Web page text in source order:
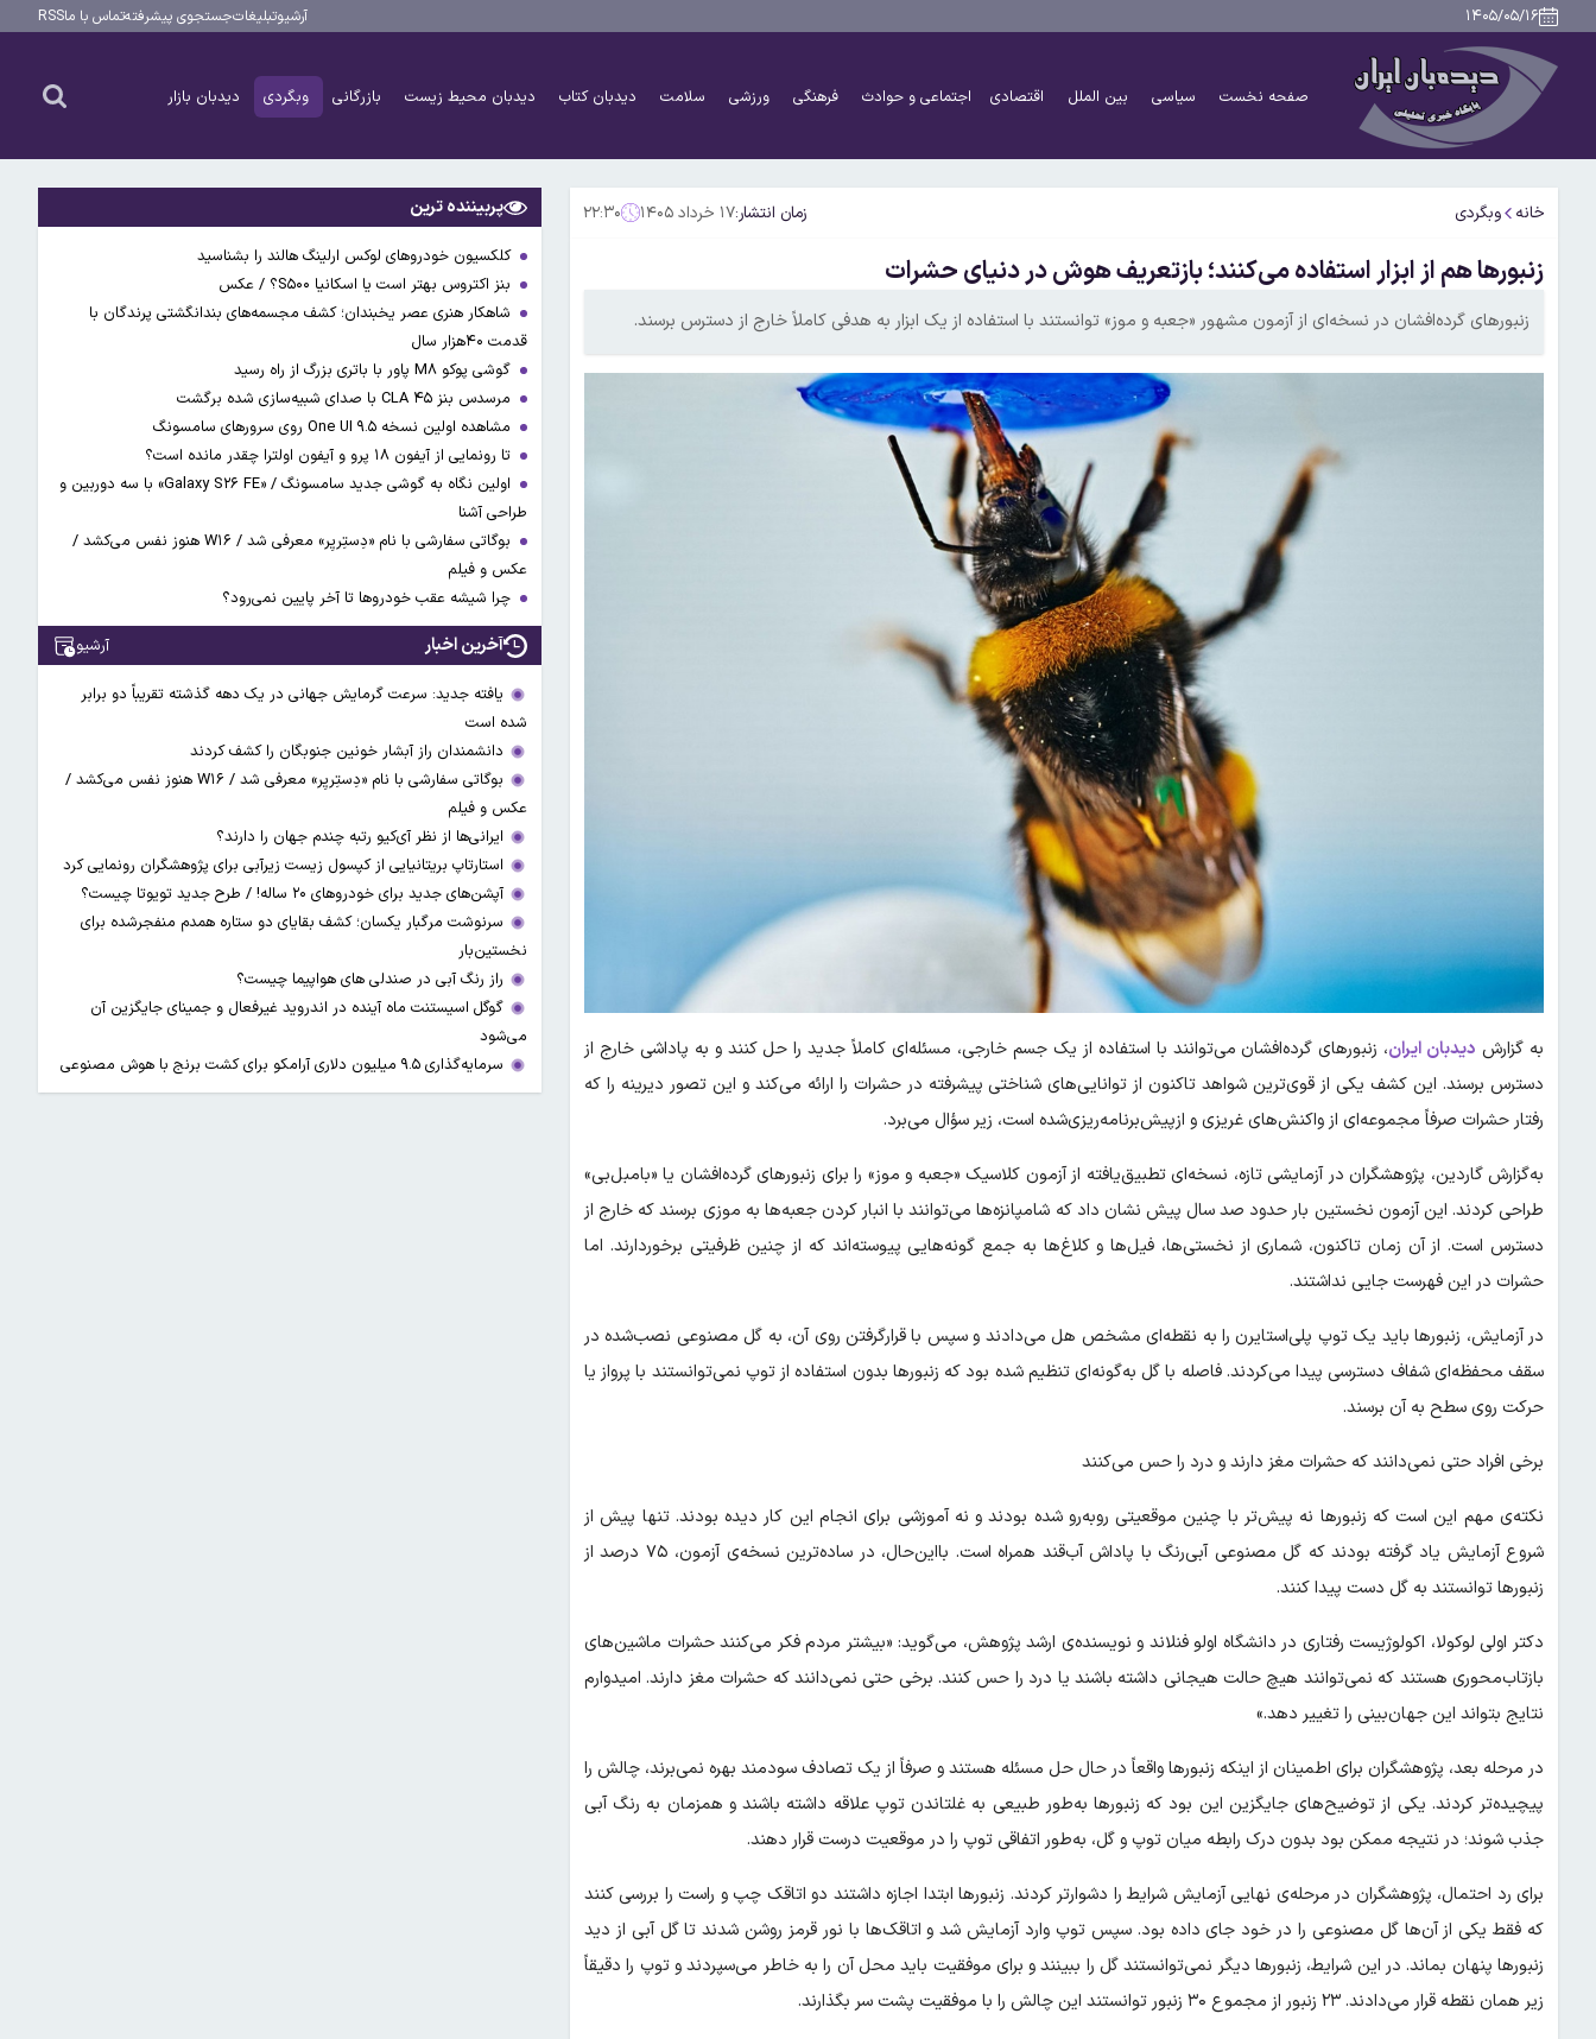
۱۴۰۵/۰۵/۱۶ آرشیوتبلیغاتجستجوی پیشرفتهتماس با ماRSS
صفحه نخست سیاسی بین الملل اقتصادی اجتماعی و حوادث فرهنگی ورزشی سلامت دیدبان کتاب دیدبان محیط زیست بازرگانی وبگردی دیدبان بازار
خانه وبگردی زمان انتشار:۱۷ خرداد ۱۴۰۵ ۲۲:۳۰
زنبورها هم از ابزار استفاده می‌کنند؛ بازتعریف هوش در دنیای حشرات
زنبور‌های گرده‌افشان در نسخه‌ای از آزمون مشهور «جعبه و موز» توانستند با استفاده از یک ابزار به هدفی کاملاً خارج از دسترس برسند.
به گزارش دیدبان ایران، زنبور‌های گرده‌افشان می‌توانند با استفاده از یک جسم خارجی، مسئله‌ای کاملاً جدید را حل کنند و به پاداشی خارج از
دسترس برسند. این کشف یکی از قوی‌ترین شواهد تاکنون از توانایی‌های شناختی پیشرفته در حشرات را ارائه می‌کند و این تصور دیرینه را که
رفتار حشرات صرفاً مجموعه‌ای از واکنش‌های غریزی و ازپیش‌برنامه‌ریزی‌شده است، زیر سؤال می‌برد.
به‌گزارش گاردین، پژوهشگران در آزمایشی تازه، نسخه‌ای تطبیق‌یافته از آزمون کلاسیک «جعبه و موز» را برای زنبور‌های گرده‌افشان یا «بامبل‌بی»
طراحی کردند. این آزمون نخستین بار حدود صد سال پیش نشان داد که شامپانزه‌ها می‌توانند با انبار کردن جعبه‌ها به موزی برسند که خارج از
دسترس است. از آن زمان تاکنون، شماری از نخستی‌ها، فیل‌ها و کلاغ‌ها به جمع گونه‌هایی پیوسته‌اند که از چنین ظرفیتی برخوردارند. اما
حشرات در این فهرست جایی نداشتند.
در آزمایش، زنبورها باید یک توپ پلی‌استایرن را به نقطه‌ای مشخص هل می‌دادند و سپس با قرارگرفتن روی آن، به گل مصنوعی نصب‌شده در
سقف محفظه‌ای شفاف دسترسی پیدا می‌کردند. فاصله با گل به‌گونه‌ای تنظیم شده بود که زنبورها بدون استفاده از توپ نمی‌توانستند با پرواز یا
حرکت روی سطح به آن برسند.
برخی افراد حتی نمی‌دانند که حشرات مغز دارند و درد را حس می‌کنند
نکته‌ی مهم این است که زنبورها نه پیش‌تر با چنین موقعیتی روبه‌رو شده بودند و نه آموزشی برای انجام این کار دیده بودند. تنها پیش از
شروع آزمایش یاد گرفته بودند که گل مصنوعی آبی‌رنگ با پاداش آب‌قند همراه است. با‌این‌حال، در ساده‌ترین نسخه‌ی آزمون، ۷۵ درصد از
زنبورها توانستند به گل دست پیدا کنند.
دکتر اولی لوکولا، اکولوژیست رفتاری در دانشگاه اولو فنلاند و نویسنده‌ی ارشد پژوهش، می‌گوید: «بیشتر مردم فکر می‌کنند حشرات ماشین‌های
بازتاب‌محوری هستند که نمی‌توانند هیچ حالت هیجانی داشته باشند یا درد را حس کنند. برخی حتی نمی‌دانند که حشرات مغز دارند. امیدوارم
نتایج بتواند این جهان‌بینی را تغییر دهد.»
در مرحله بعد، پژوهشگران برای اطمینان از اینکه زنبورها واقعاً در حال حل مسئله هستند و صرفاً از یک تصادف سودمند بهره نمی‌برند، چالش را
پیچیده‌تر کردند. یکی از توضیح‌های جایگزین این بود که زنبورها به‌طور طبیعی به غلتاندن توپ علاقه داشته باشند و همزمان به رنگ آبی
جذب شوند؛ در نتیجه ممکن بود بدون درک رابطه میان توپ و گل، به‌طور اتفاقی توپ را در موقعیت درست قرار دهند.
برای رد احتمال، پژوهشگران در مرحله‌ی نهایی آزمایش شرایط را دشوارتر کردند. زنبورها ابتدا اجازه داشتند دو اتاقک چپ و راست را بررسی کنند
که فقط یکی از آن‌ها گل مصنوعی را در خود جای داده بود. سپس توپ وارد آزمایش شد و اتاقک‌ها با نور قرمز روشن شدند تا گل آبی از دید
زنبورها پنهان بماند. در این شرایط، زنبورها دیگر نمی‌توانستند گل را ببینند و برای موفقیت باید محل آن را به خاطر می‌سپردند و توپ را دقیقاً
زیر همان نقطه قرار می‌دادند. ۲۳ زنبور از مجموع ۳۰ زنبور توانستند این چالش را با موفقیت پشت سر بگذارند.
پربیننده ترین
کلکسیون خودروهای لوکس ارلینگ هالند را بشناسید
بنز اکتروس بهتر است یا اسکانیا S۵۰۰؟ / عکس
شاهکار هنری عصر یخبندان؛ کشف مجسمه‌های بندانگشتی‌ پرندگان با
قدمت ۴۰هزار سال
گوشی پوکو M۸ پاور با باتری بزرگ از راه رسید
مرسدس بنز CLA ۴۵ با صدای شبیه‌سازی شده برگشت
مشاهده اولین نسخه One UI ۹.۵ روی سرورهای سامسونگ
تا رونمایی از آیفون ۱۸ پرو و آیفون اولترا چقدر مانده است؟
اولین نگاه به گوشی جدید سامسونگ / «Galaxy S۲۶ FE» با سه دوربین و
طراحی آشنا
بوگاتی سفارشی با نام «دِستِریِر» معرفی شد / W۱۶ هنوز نفس می‌کشد /
عکس و فیلم
چرا شیشه عقب خودروها تا آخر پایین نمی‌رود؟
آخرین اخبار آرشیو
یافته جدید: سرعت گرمایش جهانی در یک دهه گذشته تقریباً دو برابر
شده است
دانشمندان راز آبشار خونین جنوبگان را کشف کردند
بوگاتی سفارشی با نام «دِستِریِر» معرفی شد / W۱۶ هنوز نفس می‌کشد /
عکس و فیلم
ایرانی‌ها از نظر آی‌کیو رتبه چندم جهان را دارند؟
استارتاپ بریتانیایی از کپسول زیست زیرآبی برای پژوهشگران رونمایی کرد
آپشن‌های جدید برای خودروهای ۲۰ ساله! / طرح جدید تویوتا چیست؟
سرنوشت مرگبار یکسان؛ کشف بقایای دو ستاره همدم منفجرشده برای
نخستین‌بار
راز رنگ آبی در صندلی های هواپیما چیست؟
گوگل اسیستنت ماه آینده در اندروید غیرفعال و جمینای جایگزین آن
می‌شود
سرمایه‌گذاری ۹.۵ میلیون دلاری آرامکو برای کشت برنج با هوش مصنوعی